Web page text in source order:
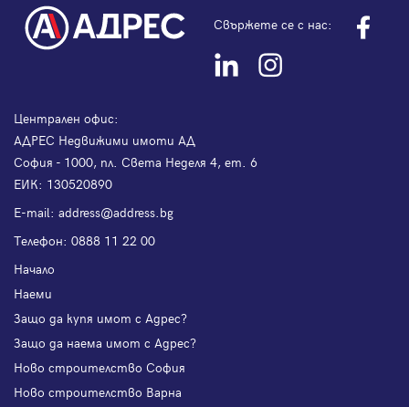
Свържете се с нас:
Централен офис:
АДРЕС Недвижими имоти АД
София - 1000, пл. Света Неделя 4, ет. 6
ЕИК: 130520890
Е-mail: address@address.bg
Телефон: 0888 11 22 00
Начало
Наеми
Защо да купя имот с Адрес?
Защо да наема имот с Адрес?
Ново строителство София
Ново строителство Варна